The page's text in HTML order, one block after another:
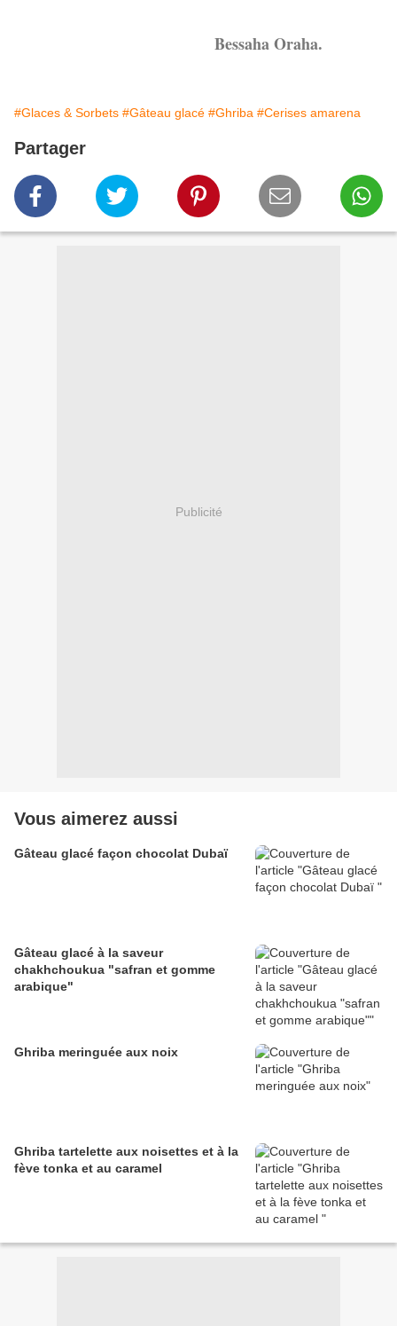
Bessaha Oraha.
#Glaces & Sorbets #Gâteau glacé #Ghriba #Cerises amarena
Partager
Publicité
Vous aimerez aussi
Gâteau glacé façon chocolat Dubaï
Gâteau glacé à la saveur
chakhchoukua "safran et gomme
arabique"
Ghriba meringuée aux noix
Ghriba tartelette aux noisettes et à la
fève tonka et au caramel